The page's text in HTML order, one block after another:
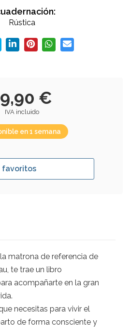
Rústica
€
IVA incluido
en 1 semana
favoritos
matrona de referencia de
te trae un libro
acompañarte en la gran
necesitas para vivir el
de forma consciente y